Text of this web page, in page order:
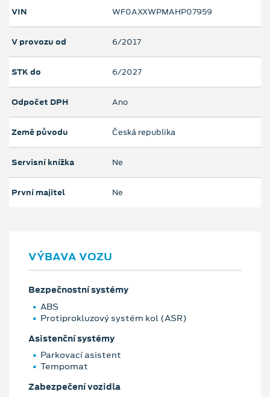
VIN WF0AXXWPMAHP07959
V provozu od 6/2017
STK do 6/2027
Odpočet DPH Ano
Země původu Česká republika
Servisní knížka Ne
První majitel Ne
VÝBAVA VOZU
Bezpečnostní systémy
ABS
Protiprokluzový systém kol (ASR)
Asistenční systémy
Parkovací asistent
Tempomat
Zabezpečení vozidla